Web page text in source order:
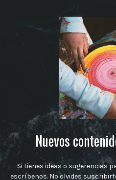
Nuevos
Si tienes ideas o sugerencias
escríbenos. No olvides